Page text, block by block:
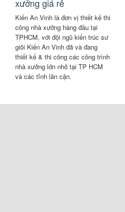
xưởng giá rẻ
Kiến An Vinh là đơn vị thiết kế thi
công nhà xưởng hàng đầu tại
TPHCM, với đội ngũ kiến trúc sư
giỏi Kiến An Vinh đã và đang
thiết kế & thi công các công trình
nhà xưởng lớn nhỏ tại TP HCM
và các tỉnh lân cận.